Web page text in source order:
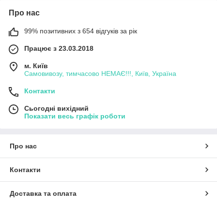
Про нас
99% позитивних з 654 відгуків за рік
Працює з 23.03.2018
м. Київ
Самовивозу, тимчасово НЕМАЄ!!!, Київ, Україна
Контакти
Сьогодні вихідний
Показати весь графік роботи
Про нас
Контакти
Доставка та оплата